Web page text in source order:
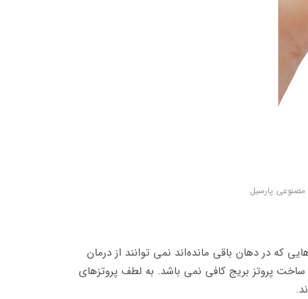
مصنوعی پارسیل
که در دهان باقی مانده‌اند نمی توانند از درمان
ساخت پروتز بریج کافی نمی باشد. به لطف پروتزهای